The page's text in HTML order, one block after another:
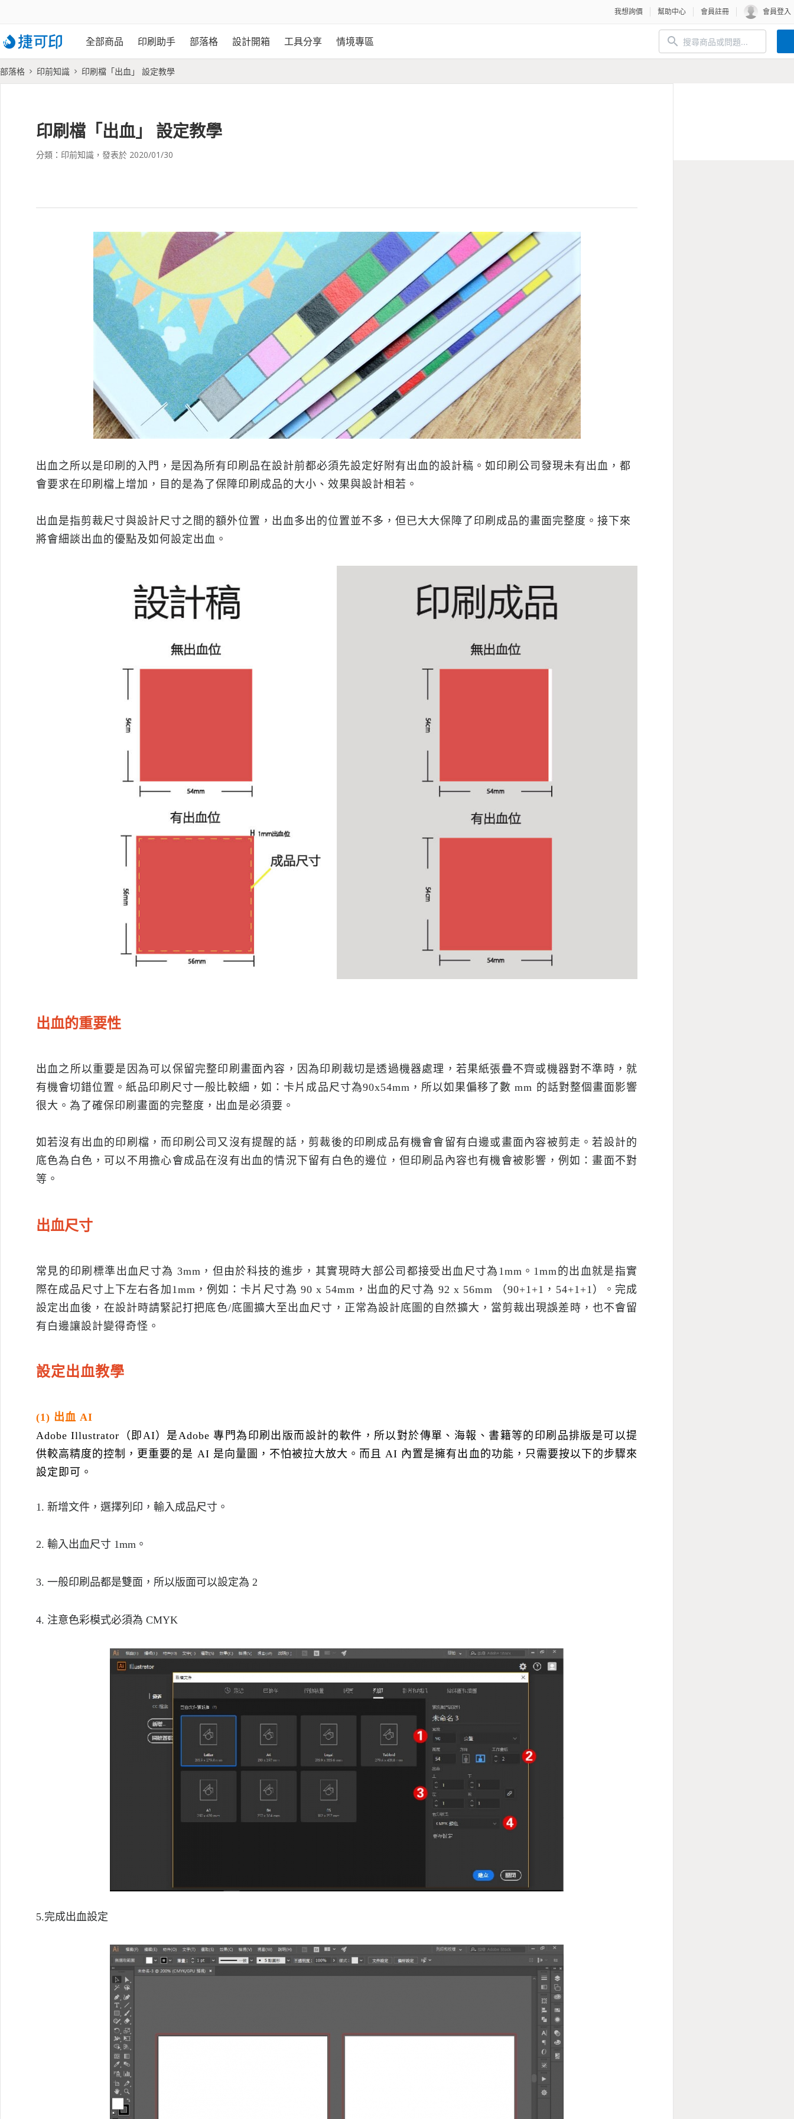
我想詢價 幫助中心 會員註冊 會員登入
全部商品 印刷助手 部落格 設計開箱 工具分享 情境專區
部落格 印前知識 印刷檔「出血」 設定教學
印刷檔「出血」 設定教學
分類： 印前知識 ，發表於 2020/01/30
出血之所以是印刷的入門，是因為所有印刷品在設計前都必須先設定好附有出血的設計稿。如印刷公司發現未有出血，都
會要求在印刷檔上增加，目的是為了保障印刷成品的大小、效果與設計相若。
出血是指剪裁尺寸與設計尺寸之間的額外位置，出血多出的位置並不多，但已大大保障了印刷成品的畫面完整度。接下來
將會細談出血的優點及如何設定出血。
出血的重要性
出血之所以重要是因為可以保留完整印刷畫面內容，因為印刷裁切是透過機器處理，若果紙張疊不齊或機器對不準時，就
有機會切錯位置。紙品印刷尺寸一般比較細，如：卡片成品尺寸為90x54mm ，所以如果偏移了數mm 的話對整個畫面影響
很大。為了確保印刷畫面的完整度，出血是必須要。
如若沒有出血的印刷檔，而印刷公司又沒有提醒的話，剪裁後的印刷成品有機會會留有白邊或畫面內容被剪走。若設計的
底色為白色，可以不用擔心會成品在沒有出血的情況下留有白色的邊位，但印刷品內容也有機會被影響，例如：畫面不對
等。
出血尺寸
常見的印刷標準出血尺寸為 3mm ，但由於科技的進步，其實現時大部公司都接受出血尺寸為 1mm 。 1mm 的出血就是指實
際在成品尺寸上下左右各加1mm ，例如：卡片尺寸為90 x 54mm ，出血的尺寸為 92 x 56mm （90+1+1 ， 54+1+1 ）。完成
設定出血後，在設計時請緊記打把底色/底圖擴大至出血尺寸，正常為設計底圖的自然擴大，當剪裁出現誤差時，也不會留
有白邊讓設計變得奇怪。
設定出血教學
(1) 出血 AI
Adobe Illustrator （即 AI）是 Adobe專門為印刷出版而設計的軟件，所以對於傳單、海報、書籍等的印刷 品排版是可以提
供較高精度的控制，更重要的是 AI 是向量圖，不怕被拉大放大。而且 AI 內置是擁有出血的功能，只需要按以下的步驟來
設定即可。
1. 新增文件，選擇列印，輸入成品尺寸。
2. 輸入出血尺寸 1mm 。
3. 一般印刷品都是雙面，所以版面可以設定為 2
4. 注意色彩模式必須為 CMYK
5.完成出血設定